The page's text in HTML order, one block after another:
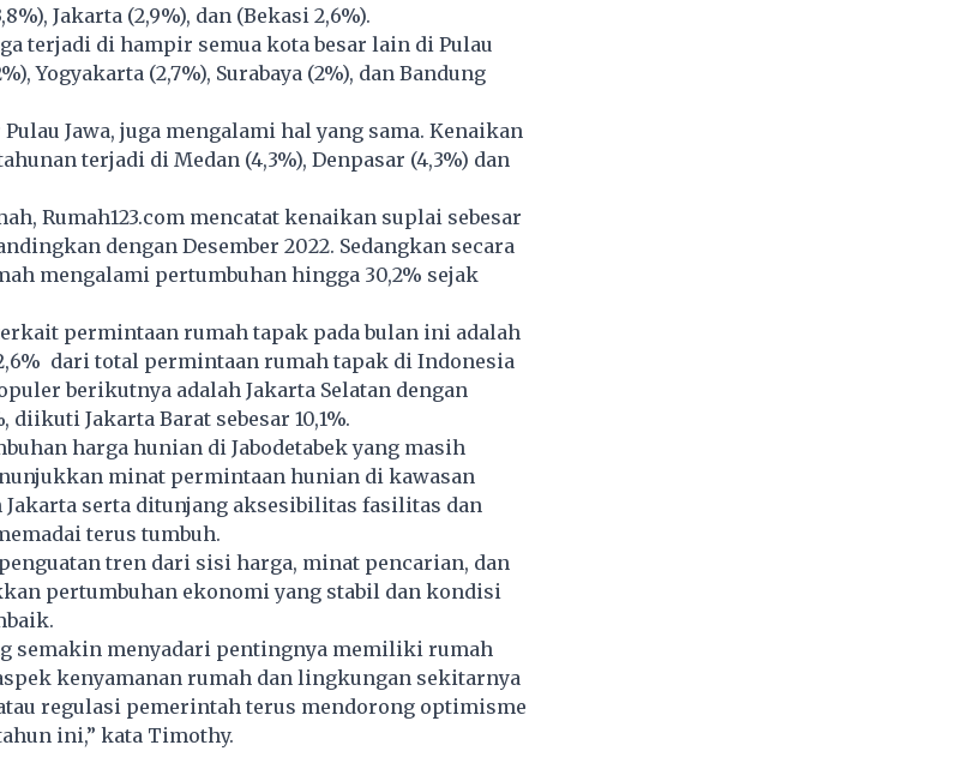
Jakarta (2,9%), dan (Bekasi 2,6%).
terjadi di hampir semua kota besar lain di Pulau
Yogyakarta (2,7%), Surabaya (2%), dan Bandung
Jawa, juga mengalami hal yang sama. Kenaikan
terjadi di Medan (4,3%), Denpasar (4,3%) dan
Rumah123.com mencatat kenaikan suplai sebesar
dengan Desember 2022. Sedangkan secara
mengalami pertumbuhan hingga 30,2% sejak
permintaan rumah tapak pada bulan ini adalah
dari total permintaan rumah tapak di Indonesia
berikutnya adalah Jakarta Selatan dengan
diikuti Jakarta Barat sebesar 10,1%.
harga hunian di Jabodetabek yang masih
minat permintaan hunian di kawasan
serta ditunjang aksesibilitas fasilitas dan
terus tumbuh.
tren dari sisi harga, minat pencarian, dan
pertumbuhan ekonomi yang stabil dan kondisi
semakin menyadari pentingnya memiliki rumah
kenyamanan rumah dan lingkungan sekitarnya
regulasi pemerintah terus mendorong optimisme
ini,” kata Timothy.